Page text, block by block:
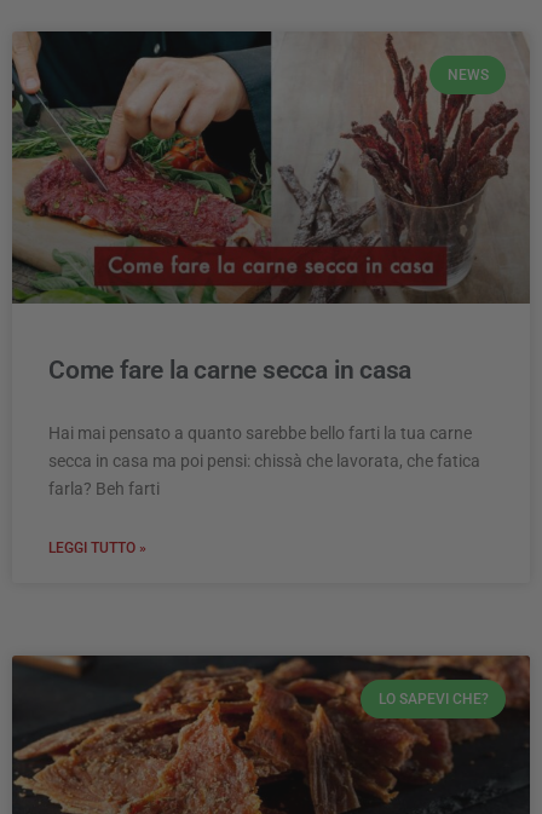
NEWS
Come fare la carne secca in casa
Hai mai pensato a quanto sarebbe bello farti la tua carne
secca in casa ma poi pensi: chissà che lavorata, che fatica
farla? Beh farti
LEGGI TUTTO »
LO SAPEVI CHE?